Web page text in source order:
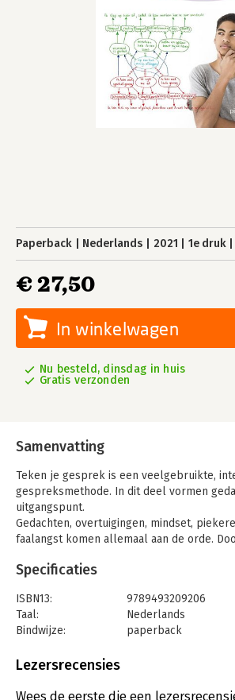
Paperback Nederlands 2021 1e druk
€ 27,50
In winkelwagen
Nu besteld, dinsdag in huis
Gratis verzonden
Samenvatting
Teken je gesprek is een veelgebruikte,
gespreksmethode. In dit deel vormen
uitgangspunt.
Gedachten, overtuigingen, mindset,
faalangst komen allemaal aan de orde.
zichtbaar wat iemand denkt, daardoor
gedachten onderzoeken en zelf tot
vervolgens gedachten en gedrag aan te
gewenst resultaat.
Adinda de Vreede uit hoe je gedachten
Specificaties
ISBN13:
9789493209206
Taal:
Nederlands
Bindwijze:
paperback
Uitgever:
Verschijningsdatum:
3-5-2021
Lezersrecensies
Wees de eerste die een